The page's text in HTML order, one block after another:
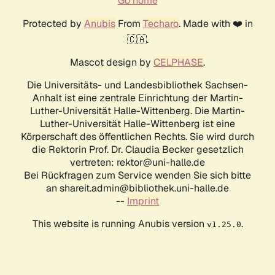
Protected by AnubisFrom Techaro. Made with ❤️ in
🇨🇦.
Mascot design by CELPHASE.
Die Universitäts- und Landesbibliothek Sachsen-
Anhalt ist eine zentrale Einrichtung der Martin-
Luther-Universität Halle-Wittenberg. Die Martin-
Luther-Universität Halle-Wittenberg ist eine
Körperschaft des öffentlichen Rechts. Sie wird durch
die Rektorin Prof. Dr. Claudia Becker gesetzlich
vertreten: rektor@uni-halle.de
Bei Rückfragen zum Service wenden Sie sich bitte
an shareit.admin@bibliothek.uni-halle.de
-- Imprint
This website is running Anubis version v1.25.0.